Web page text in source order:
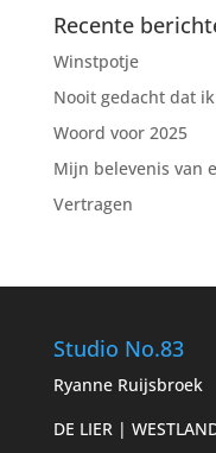
Recente
Winstpotje
Nooit gedacht dat
Woord voor 2025
Mijn belevenis van
Vertragen
Studio No.83
Ryanne Ruijsbroek
DE LIER |